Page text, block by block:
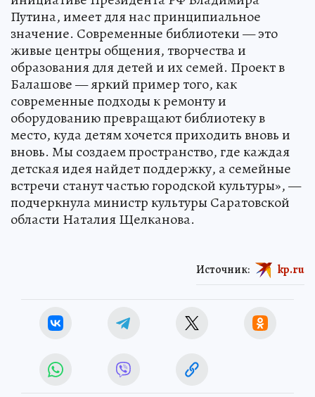
Путина, имеет для нас принципиальное
значение. Современные библиотеки — это
живые центры общения, творчества и
образования для детей и их семей. Проект в
Балашове — яркий пример того, как
современные подходы к ремонту и
оборудованию превращают библиотеку в
место, куда детям хочется приходить вновь и
вновь. Мы создаем пространство, где каждая
детская идея найдет поддержку, а семейные
встречи станут частью городской культуры», —
подчеркнула министр культуры Саратовской
области Наталия Щелканова.
Источник: kp.ru